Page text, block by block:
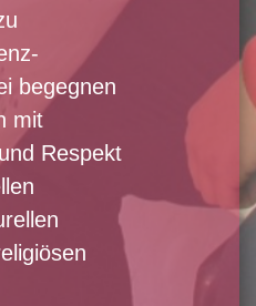
begegnen
mit
Respekt